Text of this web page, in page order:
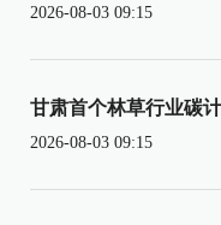
2026-08-03 09:15
甘肃首个林草行业碳
2026-08-03 09:15